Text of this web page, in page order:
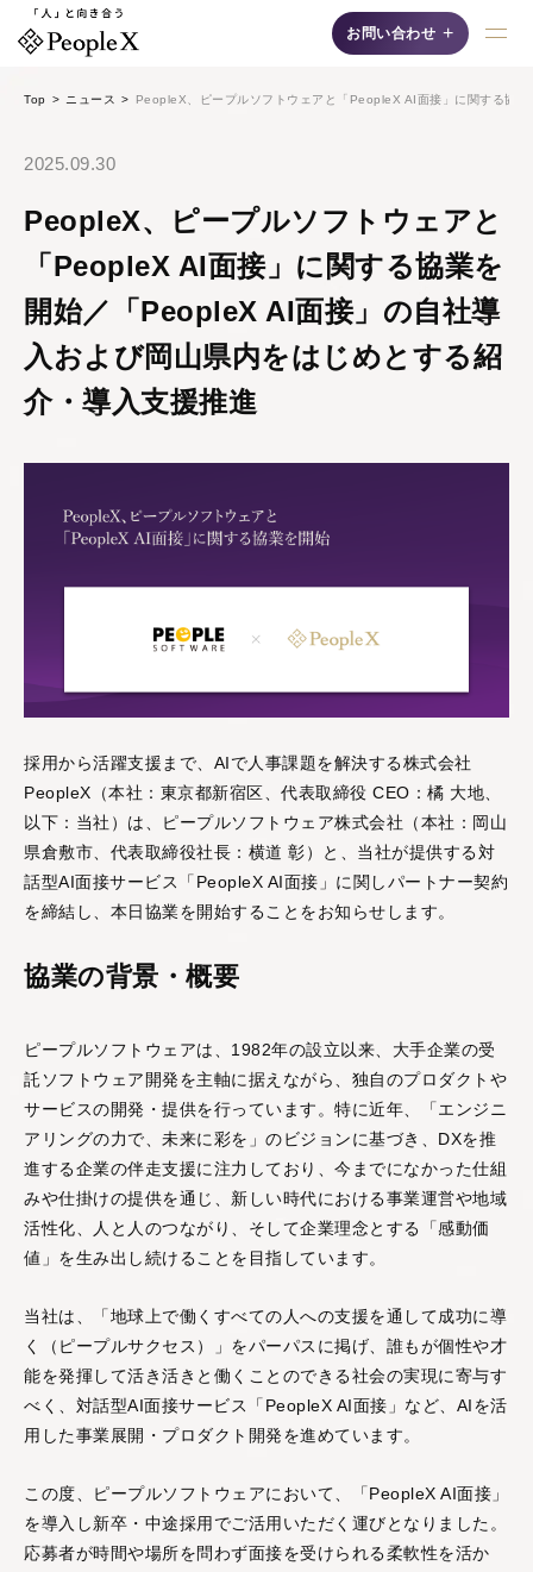
自然な対話"で候補者の
魅力を最大限に引き出
活躍支援AIシリーズ
AIロープレ
営業・接客など様々な
ロープレに対応し、即
できる「対話型AIロー
プレ」です。
AI面談
"従業員の本音"をAIとの
面談で引き出し、組織
化する「対話型AI面
談」です。
評価支援AIシリーズ
AIスキルインテリ
ジェンス
AIとの対話を通じて、
個人の能力を多角的・
ルインテリジェンスシ
AI顧客評価
顧客との商談を解析す
ることで、個人・企業
に対する顧客の評価や
ス
です。
AI360
お問い合わせ +
Top ニュース PeopleX、ピープルソフトウェアと「PeopleX AI面接」に関する協
2025.09.30
PeopleX、ピープルソフトウェアと
「PeopleX AI面接」に関する協業を
開始／「PeopleX AI面接」の自社導
入および岡山県内をはじめとする紹
介・導入支援推進
採用から活躍支援まで、AIで人事課題を解決する株式会社
PeopleX（本社：東京都新宿区、代表取締役 CEO：橘 大地、
以下：当社）は、ピープルソフトウェア株式会社（本社：岡山
県倉敷市、代表取締役社長：横道 彰）と、当社が提供する対
話型AI面接サービス「PeopleX AI面接」に関しパートナー契約
を締結し、本日協業を開始することをお知らせします。
協業の背景・概要
ピープルソフトウェアは、1982年の設立以来、大手企業の受
託ソフトウェア開発を主軸に据えながら、独自のプロダクトや
サービスの開発・提供を行っています。特に近年、「エンジニ
アリングの力で、未来に彩を」のビジョンに基づき、DXを推
進する企業の伴走支援に注力しており、今までになかった仕組
みや仕掛けの提供を通じ、新しい時代における事業運営や地域
活性化、人と人のつながり、そして企業理念とする「感動価
値」を生み出し続けることを目指しています。
当社は、「地球上で働くすべての人への支援を通して成功に導
く（ピープルサクセス）」をパーパスに掲げ、誰もが個性や才
能を発揮して活き活きと働くことのできる社会の実現に寄与す
べく、対話型AI面接サービス「PeopleX AI面接」など、AIを活
用した事業展開・プロダクト開発を進めています。
この度、ピープルソフトウェアにおいて、「PeopleX AI面接」
を導入し新卒・中途採用でご活用いただく運びとなりました。
応募者が時間や場所を問わず面接を受けられる柔軟性を活か